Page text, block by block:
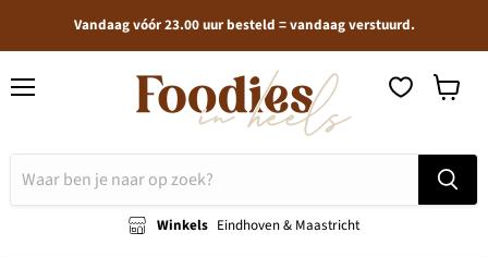
Vandaag vóór 23.00 uur besteld = vandaag verstuurd.
Winkels Eindhoven & Maastricht